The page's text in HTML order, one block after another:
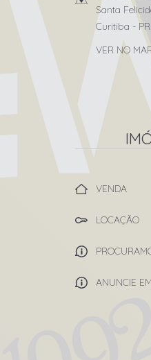
Santa
Curitiba - PR
VER NO
VENDA
LOCAÇÃO
ANUNCIE